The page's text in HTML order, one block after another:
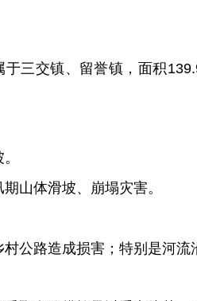
于三交镇、留誉镇，面积
山体滑坡、崩塌灾害。
公路造成损害；特别是河